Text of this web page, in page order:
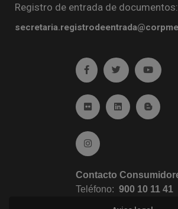
Registro de entrada de documentos:
Ir a facebook (abre en
Ir a twitter
Ir a
Ir a Flickr (abre en
Ir a Linkedin
Ir al
Ir a Instagram (abre
Contacto
Teléfono: 900 10 11 41